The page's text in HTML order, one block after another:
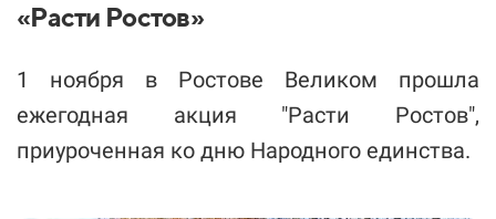
«Расти Ростов»
1 ноября в Ростове Великом прошла
ежегодная акция "Расти Ростов",
приуроченная ко дню Народного единства.